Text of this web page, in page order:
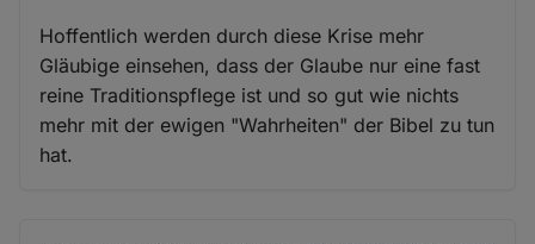
Hoffentlich werden durch diese Krise mehr
Gläubige einsehen, dass der Glaube nur eine fast
reine Traditionspflege ist und so gut wie nichts
mehr mit der ewigen "Wahrheiten" der Bibel zu tun
hat.